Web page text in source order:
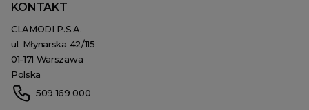
KONTAKT
CLAMODI P.S.A.
ul. Młynarska 42/115
01-171 Warszawa
Polska
509 169 000